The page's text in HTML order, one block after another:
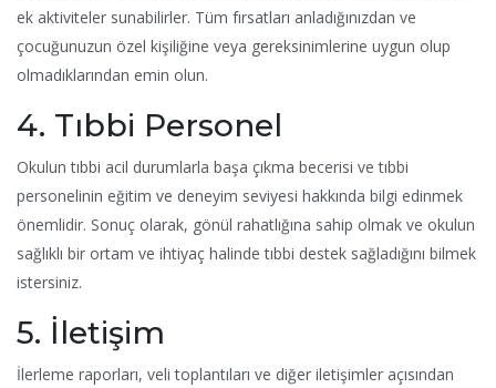
ek aktiviteler sunabilirler. Tüm fırsatları anladığınızdan ve
çocuğunuzun özel kişiliğine veya gereksinimlerine uygun olup
olmadıklarından emin olun.
4. Tıbbi Personel
Okulun tıbbi acil durumlarla başa çıkma becerisi ve tıbbi
personelinin eğitim ve deneyim seviyesi hakkında bilgi edinmek
önemlidir. Sonuç olarak, gönül rahatlığına sahip olmak ve okulun
sağlıklı bir ortam ve ihtiyaç halinde tıbbi destek sağladığını bilmek
istersiniz.
5. İletişim
İlerleme raporları, veli toplantıları ve diğer iletişimler açısından